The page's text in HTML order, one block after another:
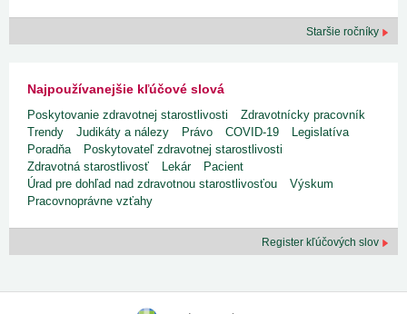
Staršie ročníky
Najpoužívanejšie kľúčové slová
Poskytovanie zdravotnej starostlivosti
Zdravotnícky pracovník
Trendy
Judikáty a nálezy Právo COVID-19
Legislatíva
Poradňa
Poskytovateľ zdravotnej starostlivosti
Zdravotná starostlivosť
Lekár
Pacient
Úrad pre dohľad nad zdravotnou starostlivosťou
Výskum
Pracovnoprávne vzťahy
Register kľúčových slov